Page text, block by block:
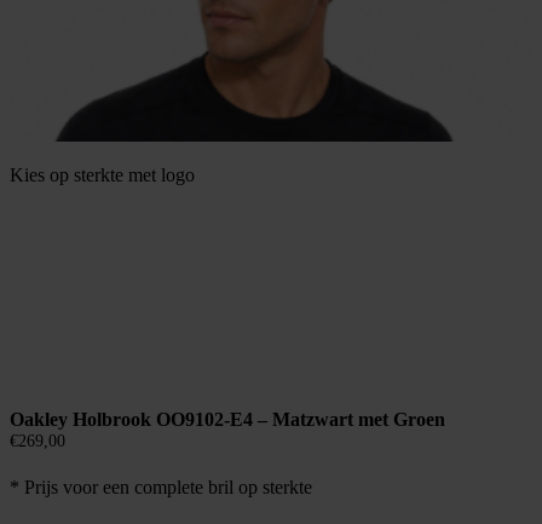
Kies op sterkte met logo
Oakley Holbrook OO9102-E4 – Matzwart met Groen
€269,00
* Prijs voor een complete bril op sterkte